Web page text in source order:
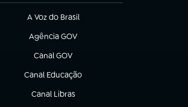
A Voz do Brasil
(abre em nova aba)
Agência GOV
(abre em nova aba)
Canal GOV
(abre em nova aba)
Canal Educação
(abre em nova aba)
Canal Libras
(abre em nova aba)